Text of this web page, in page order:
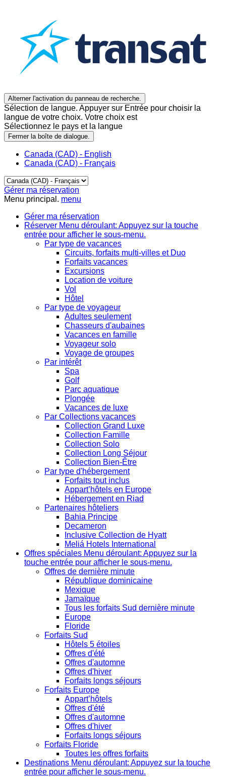
Alterner l'activation du panneau de recherche.
Sélection de langue. Appuyer sur Entrée pour choisir la
langue de votre choix. Votre choix est
Sélectionnez le pays et la langue
Fermer la boîte de dialogue.
Canada (CAD) - English
Canada (CAD) - Français
Gérer ma réservation
Menu principal. menu
Gérer ma réservation
Réserver Menu déroulant: Appuyez sur la touche
entrée pour afficher le sous-menu.
Par type de vacances
Circuits, forfaits multi-villes et Duo
Forfaits vacances
Excursions
Location de voiture
Vol
Hôtel
Par type de voyageur
Adultes seulement
Chasseurs d'aubaines
Vacances en famille
Voyageur solo
Voyage de groupes
Par intérêt
Spa
Golf
Parc aquatique
Plongée
Vacances de luxe
Par Collections vacances
Collection Grand Luxe
Collection Famille
Collection Solo
Collection Long Séjour
Collection Bien-Être
Par type d'hébergement
Forfaits tout inclus
Appart’hôtels en Europe
Hébergement en Riad
Partenaires hôteliers
Bahia Principe
Decameron
Inclusive Collection de Hyatt
Meliá Hotels International
Offres spéciales Menu déroulant: Appuyez sur la
touche entrée pour afficher le sous-menu.
Offres de dernière minute
République dominicaine
Mexique
Jamaïque
Tous les forfaits Sud dernière minute
Europe
Floride
Forfaits Sud
Hôtels 5 étoiles
Offres d'été
Offres d'automne
Offres d'hiver
Forfaits longs séjours
Forfaits Europe
Appart’hôtels
Offres d'été
Offres d'automne
Offres d'hiver
Forfaits longs séjours
Forfaits Floride
Toutes les offres forfaits
Destinations Menu déroulant: Appuyez sur la touche
entrée pour afficher le sous-menu.